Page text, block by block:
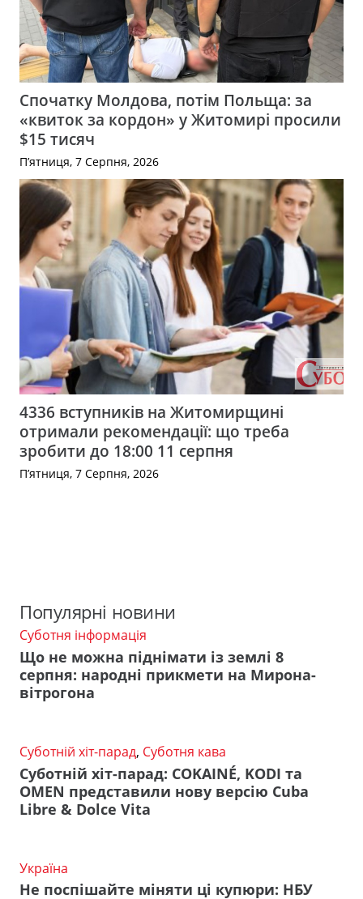
Спочатку Молдова, потім Польща: за
«квиток за кордон» у Житомирі просили
$15 тисяч
П’ятниця, 7 Серпня, 2026
4336 вступників на Житомирщині
отримали рекомендації: що треба
зробити до 18:00 11 серпня
П’ятниця, 7 Серпня, 2026
Популярні новини
Суботня інформація
Що не можна піднімати із землі 8
серпня: народні прикмети на Мирона-
вітрогона
Суботній хіт-парад, Суботня кава
Суботній хіт-парад: COKAINÉ, KODI та
OMEN представили нову версію Cuba
Libre & Dolce Vita
Україна
Не поспішайте міняти ці купюри: НБУ